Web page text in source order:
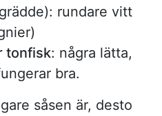
rundare vitt
tonfisk: några lätta,
bra.
såsen är, desto